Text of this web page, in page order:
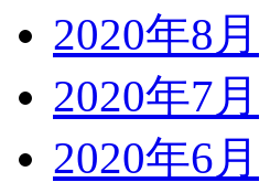
2020年8月
2020年7月
2020年6月